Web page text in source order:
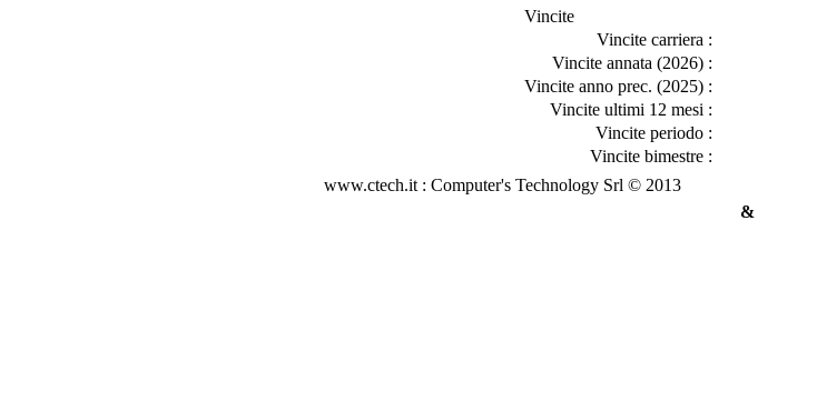
Vincite
Vincite carriera :
Vincite annata (2026) :
Vincite anno prec. (2025) :
Vincite ultimi 12 mesi :
Vincite periodo :
Vincite bimestre :
www.ctech.it : Computer's Technology Srl © 2013
&